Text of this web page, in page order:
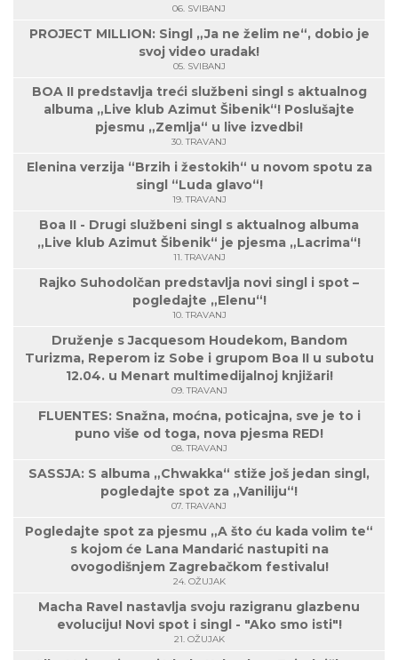
06. SVIBANJ
PROJECT MILLION: Singl „Ja ne želim ne“, dobio je
svoj video uradak!
05. SVIBANJ
BOA II predstavlja treći službeni singl s aktualnog
albuma „Live klub Azimut Šibenik“! Poslušajte
pjesmu „Zemlja“ u live izvedbi!
30. TRAVANJ
Elenina verzija “Brzih i žestokih“ u novom spotu za
singl “Luda glavo“!
19. TRAVANJ
Boa II - Drugi službeni singl s aktualnog albuma
„Live klub Azimut Šibenik“ je pjesma „Lacrima“!
11. TRAVANJ
Rajko Suhodolčan predstavlja novi singl i spot –
pogledajte „Elenu“!
10. TRAVANJ
Druženje s Jacquesom Houdekom, Bandom
Turizma, Reperom iz Sobe i grupom Boa II u subotu
12.04. u Menart multimedijalnoj knjižari!
09. TRAVANJ
FLUENTES: Snažna, moćna, poticajna, sve je to i
puno više od toga, nova pjesma RED!
08. TRAVANJ
SASSJA: S albuma „Chwakka“ stiže još jedan singl,
pogledajte spot za „Vaniliju“!
07. TRAVANJ
Pogledajte spot za pjesmu „A što ću kada volim te“
s kojom će Lana Mandarić nastupiti na
ovogodišnjem Zagrebačkom festivalu!
24. OŽUJAK
Macha Ravel nastavlja svoju razigranu glazbenu
evoluciju! Novi spot i singl - "Ako smo isti"!
21. OŽUJAK